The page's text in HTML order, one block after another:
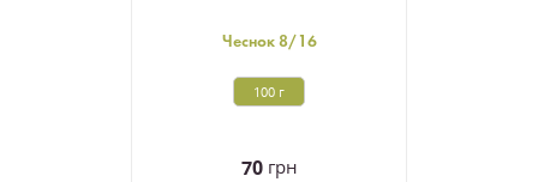
Чеснок 8/16
100 г
70 грн